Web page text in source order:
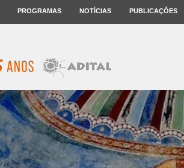
PROGRAMAS NOTÍCIAS PUBLICAÇÕES